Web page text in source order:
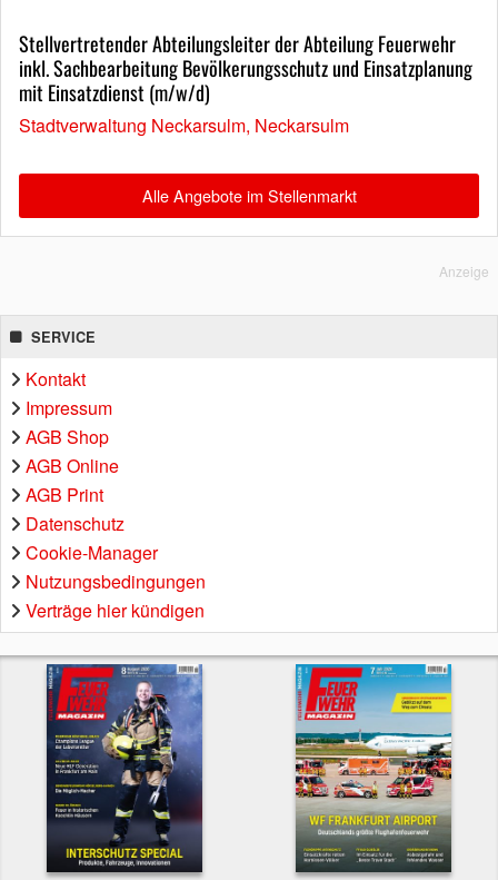
Stellvertretender Abteilungsleiter der Abteilung Feuerwehr
inkl. Sachbearbeitung Bevölkerungsschutz und Einsatzplanung
mit Einsatzdienst (m/w/d)
Stadtverwaltung Neckarsulm, Neckarsulm
Alle Angebote im Stellenmarkt
Anzeige
SERVICE
Kontakt
Impressum
AGB Shop
AGB Online
AGB Print
Datenschutz
Cookie-Manager
Nutzungsbedingungen
Verträge hier kündigen